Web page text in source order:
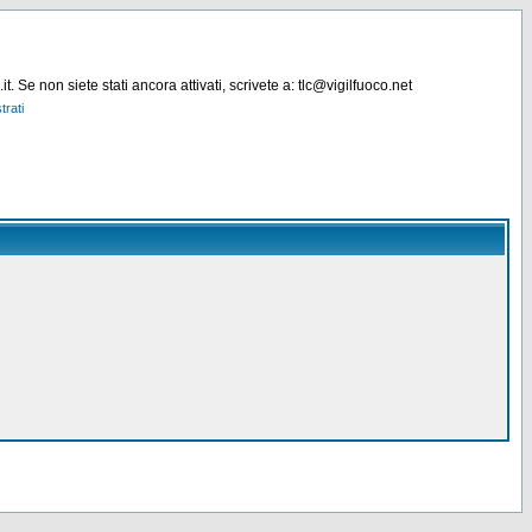
Se non siete stati ancora attivati, scrivete a: tlc@vigilfuoco.net